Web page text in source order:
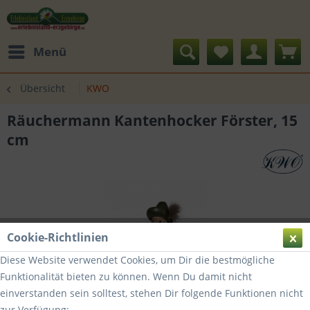
Menü
Übersicht KWO
Räuchermann Kantenhocker Förster, 15
cm
Cookie-Richtlinien
Diese Website verwendet Cookies, um Dir die bestmögliche
Funktionalität bieten zu können. Wenn Du damit nicht
einverstanden sein solltest, stehen Dir folgende Funktionen nicht